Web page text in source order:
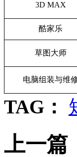
3D MAX
酷家乐
草图大师
电脑组装与维
TAG：
上一篇